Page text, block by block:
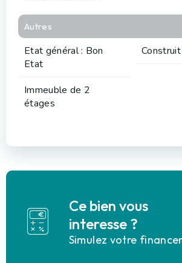
Autres
Etat général : Bon
Etat
Immeuble de 2
étages
Ce bien vous
interesse ?
Simulez votre